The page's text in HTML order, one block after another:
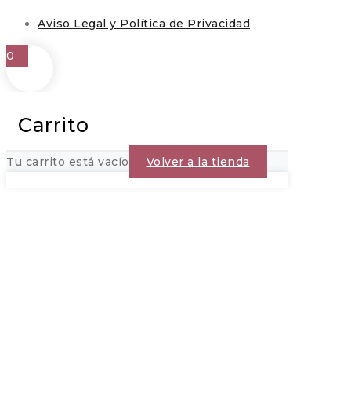
Aviso Legal y Política de Privacidad
0
Carrito
Tu carrito está vacío Volver a la tienda